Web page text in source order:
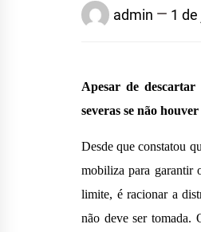
admin 1
Apesar de
severas se não
Desde que constatou
mobiliza para garantir
limite, é racionar a
não deve ser tomada.